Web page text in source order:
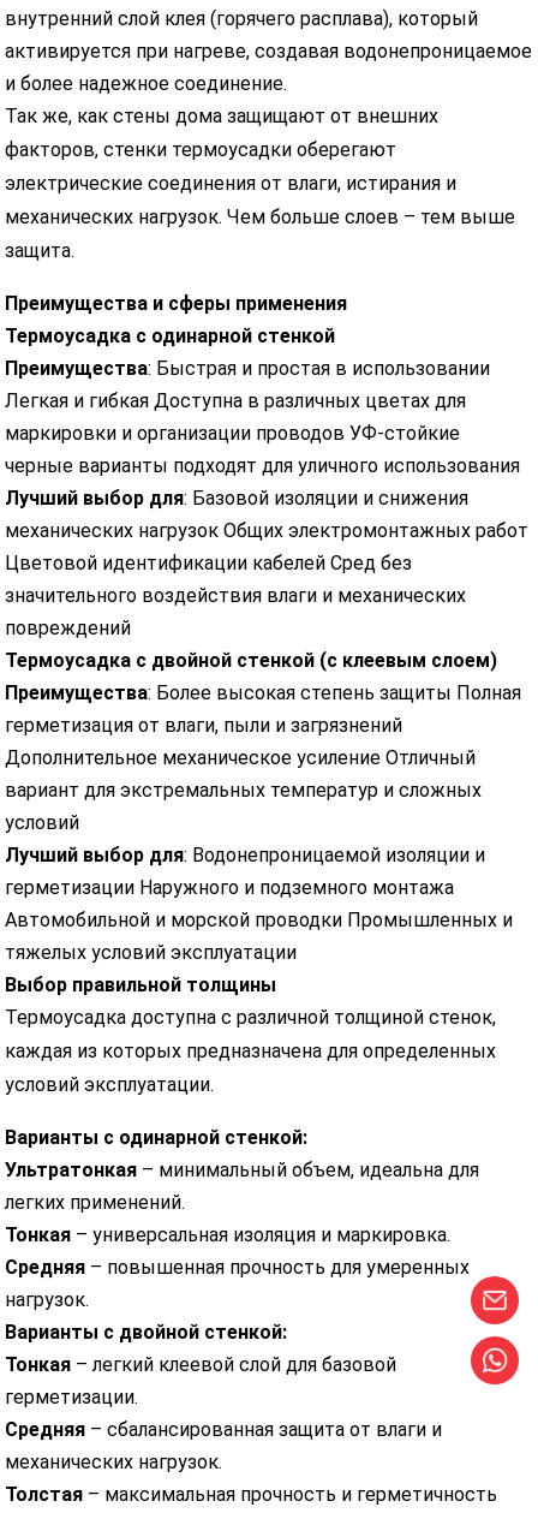
внутренний слой клея (горячего расплава), который
активируется при нагреве, создавая водонепроницаемое
и более надежное соединение.
Так же, как стены дома защищают от внешних
факторов, стенки термоусадки оберегают
электрические соединения от влаги, истирания и
механических нагрузок. Чем больше слоев – тем выше
защита.
Преимущества и сферы применения
Термоусадка с одинарной стенкой
Преимущества: Быстрая и простая в использовании
Легкая и гибкая Доступна в различных цветах для
маркировки и организации проводов УФ-стойкие
черные варианты подходят для уличного использования
Лучший выбор для: Базовой изоляции и снижения
механических нагрузок Общих электромонтажных работ
Цветовой идентификации кабелей Сред без
значительного воздействия влаги и механических
повреждений
Термоусадка с двойной стенкой (с клеевым слоем)
Преимущества: Более высокая степень защиты Полная
герметизация от влаги, пыли и загрязнений
Дополнительное механическое усиление Отличный
вариант для экстремальных температур и сложных
условий
Лучший выбор для: Водонепроницаемой изоляции и
герметизации Наружного и подземного монтажа
Автомобильной и морской проводки Промышленных и
тяжелых условий эксплуатации
Выбор правильной толщины
Термоусадка доступна с различной толщиной стенок,
каждая из которых предназначена для определенных
условий эксплуатации.
Варианты с одинарной стенкой:
Ультратонкая – минимальный объем, идеальна для
легких применений.
Тонкая – универсальная изоляция и маркировка.
Средняя – повышенная прочность для умеренных
нагрузок.
Варианты с двойной стенкой:
Тонкая – легкий клеевой слой для базовой
герметизации.
Средняя – сбалансированная защита от влаги и
механических нагрузок.
Толстая – максимальная прочность и герметичность